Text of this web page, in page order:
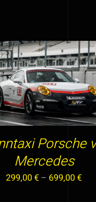
WERDEN
WÄHLEN DIESES
WEIST
AUF.
DIE
/ DETAILS
Porsche
Mercedes
299,00€– 699,00€